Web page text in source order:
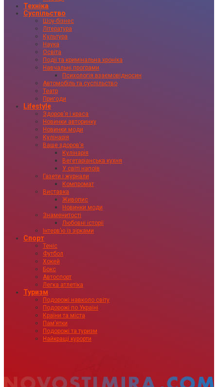
Техніка
Суспільство
Шоу-бізнес
Література
Культура
Наука
Освіта
Події та кримінальна хроніка
Навчальні програми
Психологія взаємовідносин
Автомобіль та суспільство
Театр
Пригоди
Lifestyle
Здоровʼя і краса
Новинки авторинку
Новинки моди
Кулінарія
Ваше здоровʼя
Кулінарія
Вегетаріанська кухня
У світі напоїв
Газети і журнали
Компромат
Виставка
Живопис
Новинки моди
Знаменитості
Любовні історії
Інтервʼю із зірками
Спорт
Теніс
Футбол
Хокей
Бокс
Автоспорт
Легка атлетіка
Туризм
Подорожі навколо світу
Подорожі по Україні
Країни та міста
Пам’ятки
Подорожі та туризм
Найкращі курорти